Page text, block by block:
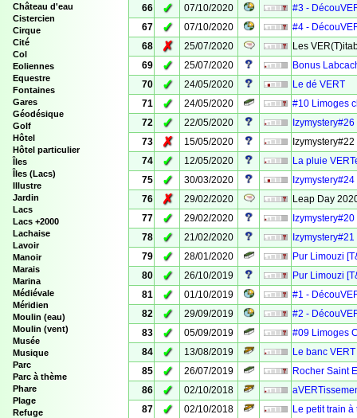
Château d'eau
Cistercien
Cirque
Cité
Col
Eoliennes
Equestre
Fontaines
Gares
Géodésique
Golf
Hôtel
Hôtel particulier
Îles
Îles (Lacs)
Illustre
Jardin
Lacs
Lacs +2000
Lachaise
Lavoir
Manoir
Marais
Marina
Médiévale
Méridien
Moulin (eau)
Moulin (vent)
Musée
Musique
Parc
Parc à thème
Phare
Plage
Refuge
66
✓ 07/10/2020
#3 -
67
✓ 07/10/2020
#4 -
68
✗ 25/07/2020
Les
69
✓ 25/07/2020
Bonus
70
✓ 24/05/2020
Le dé VERT
71
✓ 24/05/2020
#10 Limoges
72
✓ 22/05/2020
73
✗ 15/05/2020
74
✓ 12/05/2020
La pluie
75
✓ 30/03/2020
76
✗ 29/02/2020
Leap Day
77
✓ 29/02/2020
78
✓ 21/02/2020
79
✓ 28/01/2020
Pur Limouzi
80
✓ 26/10/2019
Pur Limouzi
81
✓ 01/10/2019
#1 -
82
✓ 29/09/2019
#2 -
83
✓ 05/09/2019
#09 Limoges
84
✓ 13/08/2019
Le banc VERT
85
✓ 26/07/2019
Rocher Saint
86
✓ 02/10/2018
87
✓ 02/10/2018
Le petit train